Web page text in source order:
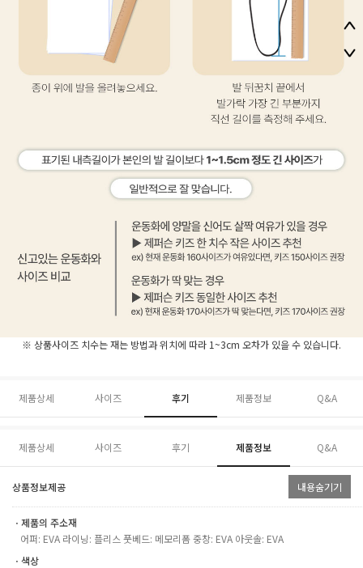
※ 상품사이즈 치수는 재는 방법과 위치에 따라 1~3cm 오차가 있을 수 있습니다.
제품상세 사이즈 후기 제품정보 Q&A
제품상세 사이즈 후기 제품정보 Q&A
상품정보제공 내용숨기기
ㆍ제품의 주소재
어퍼: EVA 라이닝: 플리스 풋베드: 메모리폼 중창: EVA 아웃솔: EVA
ㆍ색상